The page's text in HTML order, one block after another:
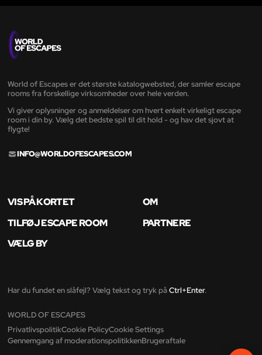
World of Escapes er det største katalogwebsted, der samler escape
rooms fra forskellige virksomheder over hele verden.
Vi giver oplysninger og anmeldelser om hvert enkelt virkeligt escape
room i din by. Vælg det bedste spil til dit hold - og hav det sjovt at
flygte!
INFO@WORLDOFESCAPES.COM
VIS PÅ KORTET
OM
TILFØJ ESCAPE ROOM
PARTNERE
VÆLG BY
Har du fundet en slåfejl? Vælg tekst og tryk på Ctrl+Enter.
WORLD OF ESCAPES
PrivatlivspolitikCookie PolicyCookie Settings
Gennemgang af moderationspolitikkenBrugeraftale